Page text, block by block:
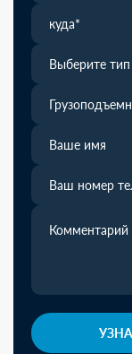
Выберите тип